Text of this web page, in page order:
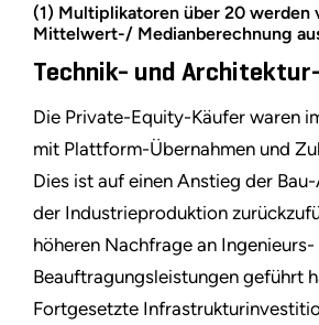
(1) Multiplikatoren über 20 werden
Mittelwert-/ Medianberechnung
Technik- und
Die Private-Equity-Käufer waren
mit Plattform-Übernahmen und
Dies ist auf einen Anstieg der
der Industrieproduktion
höheren Nachfrage an Ingenieurs-
Beauftragungsleistungen geführt
Fortgesetzte